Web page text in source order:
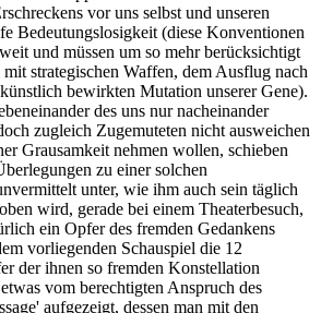
vor uns selbst und unseren
Bedeutungslosigkeit (diese Konventionen
und müssen um so mehr berücksichtigt
strategischen Waffen, dem Ausflug nach
bewirkten Mutation unserer Gene).
des uns nur nacheinander
zugleich Zugemuteten nicht ausweichen
Grausamkeit nehmen wollen, schieben
zu einer solchen
unter, wie ihm auch sein täglich
wird, gerade bei einem Theaterbesuch,
ein Opfer des fremden Gedankens
vorliegenden Schauspiel die 12
der ihnen so fremden Konstellation
vom berechtigten Anspruch des
aufgezeigt, dessen man mit den